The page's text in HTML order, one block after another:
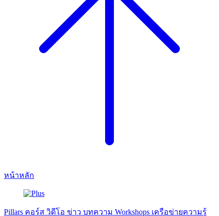
หน้าหลัก
Pillars คอร์ส วิดีโอ ข่าว บทความ Workshops เครือข่ายความรู้